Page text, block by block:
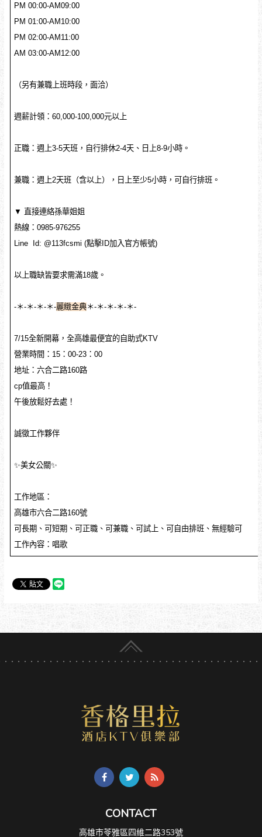
PM 00:00-AM09:00
PM 01:00-AM10:00
PM 02:00-AM11:00
AM 03:00-AM12:00
（另有兼職上班時段，面洽）
週薪計領：60,000-100,000元以上
正職：週上3-5天班，自行排休2-4天、日上8-9小時。
兼職：週上2天班（含以上），日上至少5小時，可自行排班。
▼ 直接連絡孫華姐姐
熱線：0985-976255
Line Id: @113fcsmi (點擊ID加入官方帳號)
以上職缺皆要求需滿18歲。
-＊-＊-＊-＊-麗緻金典＊-＊-＊-＊-＊-
7/15全新開幕，全高雄最便宜的自助式KTV
營業時間：15：00-23：00
地址：六合二路160路
cp值最高！
午後放鬆好去處！
誠徵工作夥伴
✨美女公關✨
工作地區：
高雄市六合二路160號
可長期、可短期、可正職、可兼職、可試上、可自由排班、無經驗可
工作內容：唱歌
CONTACT
高雄市苓雅區四維二路353號